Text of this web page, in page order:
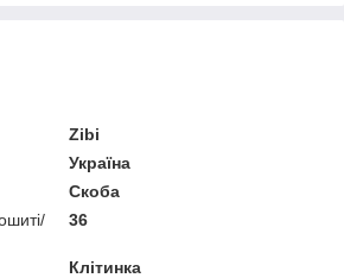
Zibi
Україна
Скоба
36
Клітинка